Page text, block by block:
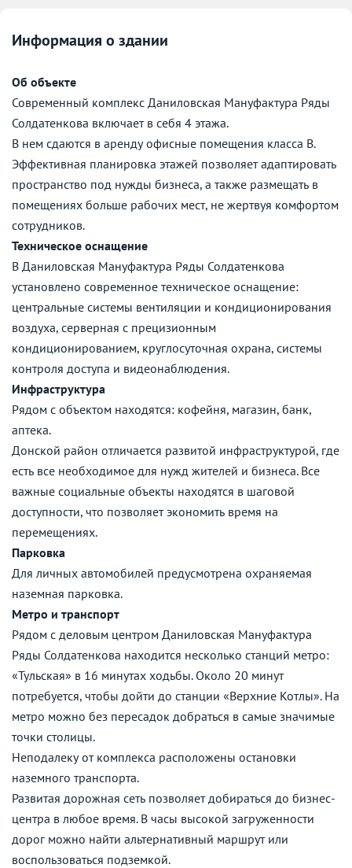
Информация о здании
Об объекте
Современный комплекс Даниловская Мануфактура Ряды
Солдатенкова включает в себя 4 этажа.
В нем сдаются в аренду офисные помещения класса B.
Эффективная планировка этажей позволяет адаптировать
пространство под нужды бизнеса, а также размещать в
помещениях больше рабочих мест, не жертвуя комфортом
сотрудников.
Техническое оснащение
В Даниловская Мануфактура Ряды Солдатенкова
установлено современное техническое оснащение:
центральные системы вентиляции и кондиционирования
воздуха, серверная с прецизионным
кондиционированием, круглосуточная охрана, системы
контроля доступа и видеонаблюдения.
Инфраструктура
Рядом с объектом находятся: кофейня, магазин, банк,
аптека.
Донской район отличается развитой инфраструктурой, где
есть все необходимое для нужд жителей и бизнеса. Все
важные социальные объекты находятся в шаговой
доступности, что позволяет экономить время на
перемещениях.
Парковка
Для личных автомобилей предусмотрена охраняемая
наземная парковка.
Метро и транспорт
Рядом с деловым центром Даниловская Мануфактура
Ряды Солдатенкова находится несколько станций метро:
«Тульская» в 16 минутах ходьбы. Около 20 минут
потребуется, чтобы дойти до станции «Верхние Котлы». На
метро можно без пересадок добраться в самые значимые
точки столицы.
Неподалеку от комплекса расположены остановки
наземного транспорта.
Развитая дорожная сеть позволяет добираться до бизнес-
центра в любое время. В часы высокой загруженности
дорог можно найти альтернативный маршрут или
воспользоваться подземкой.